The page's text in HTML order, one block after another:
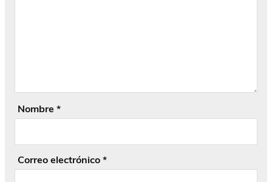
Nombre *
Correo electrónico *